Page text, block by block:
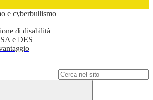
e cyberbullismo
di disabilità
e DES